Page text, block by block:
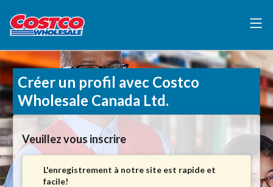
Créer un profil avec Costco
Wholesale Canada Ltd.
Veuillez vous inscrire
L'enregistrement à notre site est rapide et
facile!